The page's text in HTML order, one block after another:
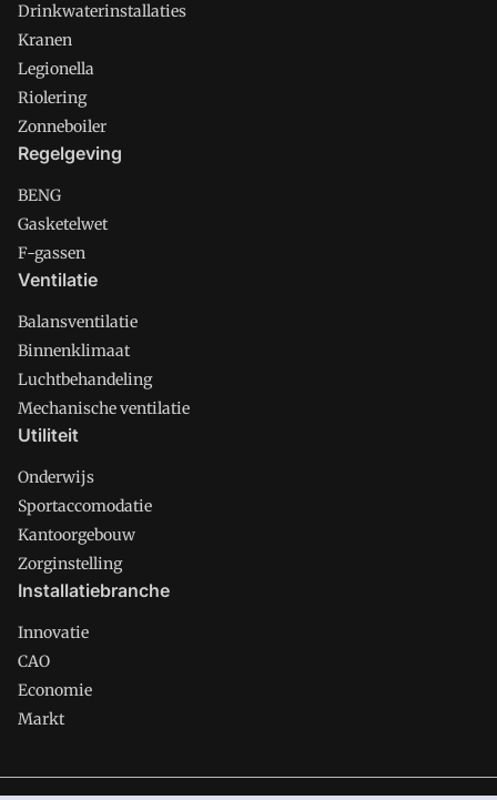
Drinkwaterinstallaties
Kranen
Legionella
Riolering
Zonneboiler
Regelgeving
BENG
Gasketelwet
F-gassen
Ventilatie
Balansventilatie
Binnenklimaat
Luchtbehandeling
Mechanische ventilatie
Utiliteit
Onderwijs
Sportaccomodatie
Kantoorgebouw
Zorginstelling
Installatiebranche
Innovatie
CAO
Economie
Markt